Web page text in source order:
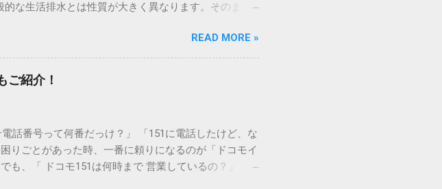
な生活排水とは性質が大きく異なります。そのまま
器を適切に分別する方法を徹底解説します。 墨汁を
す）」と「膠（にかわ）」、そして水です。これらは
の観点から以下の問題が発生します。 1. 環境への深
理施設であっても、これらの微粒子を完全に分解・
まで到達し、水質の濁りや生態系へ悪影響を及ぼすリ
狭め、深刻な詰まりを引き起こします。特に築年数が
るケースも珍しくありません。 3. 頑固なシミと汚れ
が素材の隙間に入り込み、取れない黒ずみとなりま
READ MORE »
ご紹介！
話番号って何番だっけ？」 「151に電話したけど、な
りごとがあった時、一番に頼りになるのが「ドコモイ
も、「 ドコモ151は何時まで 営業しているの？」「